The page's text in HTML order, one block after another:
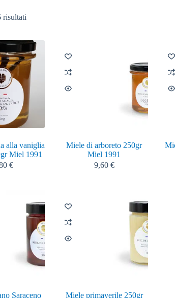
risultati
alla vaniglia
Miel 1991
€
Miele di arboreto 250gr
Miel 1991
9,60 €
Saraceno
Miele primaverile 250gr